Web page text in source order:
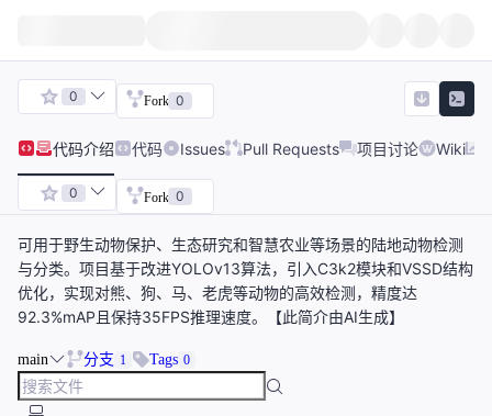
0 Fork 0
代码介绍 代码 Issues Pull Requests 项目讨论 Wiki
0 Fork 0
可用于野生动物保护、生态研究和智慧农业等场景的陆地动物检测
与分类。项目基于改进YOLOv13算法，引入C3k2模块和VSSD结构
优化，实现对熊、狗、马、老虎等动物的高效检测，精度达
92.3%mAP且保持35FPS推理速度。【此简介由AI生成】
main 分支 1 Tags 0